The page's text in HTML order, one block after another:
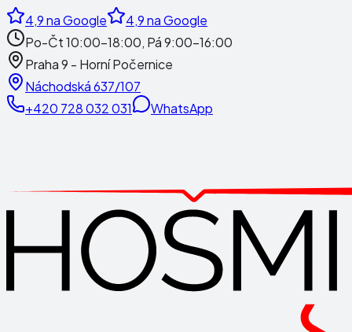
4,9na Google 4,9na Google
Po-Čt 10:00-18:00, Pá 9:00-16:00
Praha 9 - Horní Počernice
Náchodská 637/107
+420 728 032 031
WhatsApp